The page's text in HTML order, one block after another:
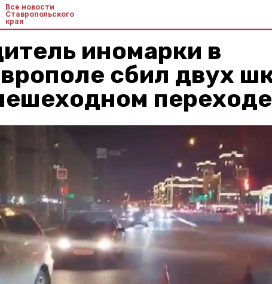
Все новости
Ставропольского
края
иномарки в
сбил двух
переходе